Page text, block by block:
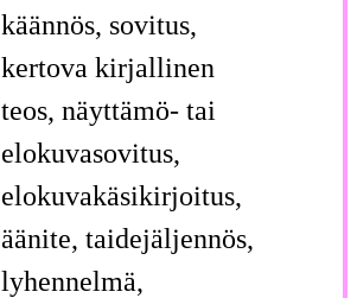
käännös, sovitus,
kertova kirjallinen
teos, näyttämö- tai
elokuvasovitus,
elokuvakäsikirjoitus,
äänite, taidejäljennös,
lyhennelmä,